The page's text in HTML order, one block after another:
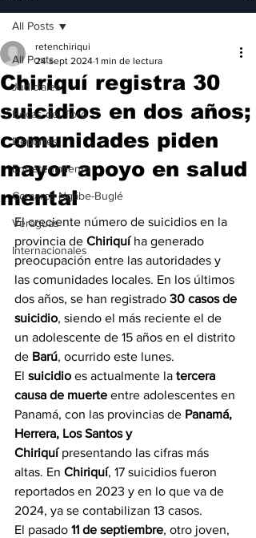
All Posts
Judiciales
Bocas del Toro
Deportes
Entretenimiento
Comarca Ngäbe-Buglé
Veraguas
Internacionales
All Posts
Chiriquí registra 30
suicidios en dos años;
comunidades piden
mayor apoyo en salud
mental
retenchiriqui
24 sept 2024 1 min de lectura
El creciente número de suicidios en la
provincia de Chiriquí ha generado
preocupación entre las autoridades y
las comunidades locales. En los últimos
dos años, se han registrado 30 casos de
suicidio, siendo el más reciente el de
un adolescente de 15 años en el distrito
de Barú, ocurrido este lunes.
El suicidio es actualmente la tercera
causa de muerte entre adolescentes en
Panamá, con las provincias de Panamá,
Herrera, Los Santos y
Chiriquí presentando las cifras más
altas. En Chiriquí, 17 suicidios fueron
reportados en 2023 y en lo que va de
2024, ya se contabilizan 13 casos.
El pasado 11 de septiembre, otro joven,